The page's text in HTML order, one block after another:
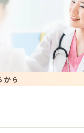
から